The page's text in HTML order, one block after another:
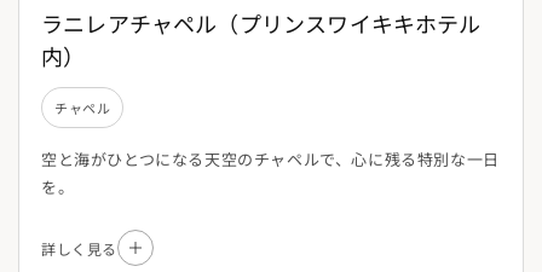
ラニレアチャペル（プリンスワイキキホテル
内）
チャペル
空と海がひとつになる天空のチャペルで、心に残る特別な一日
を。
詳しく見る